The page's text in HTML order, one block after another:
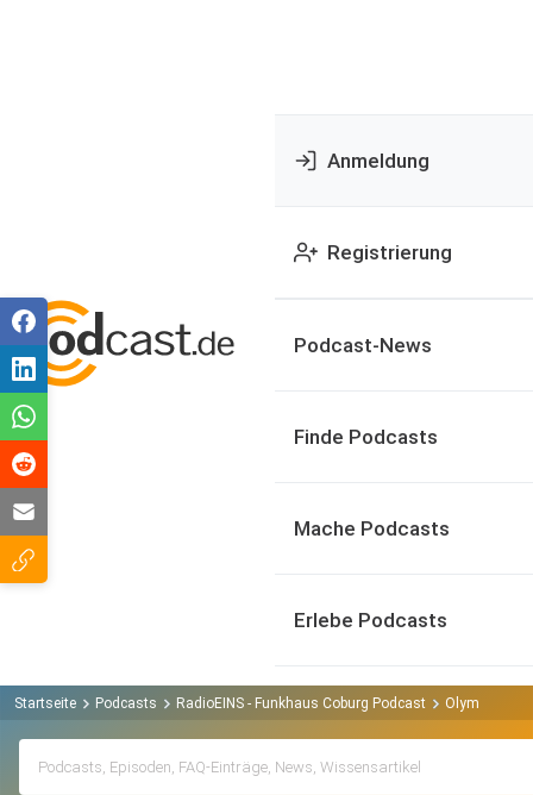
Anmeldung
Registrierung
Podcast-News
Finde Podcasts
Mache Podcasts
Erlebe Podcasts
Startseite Podcasts RadioEINS - Funkhaus Coburg Podcast Olympia